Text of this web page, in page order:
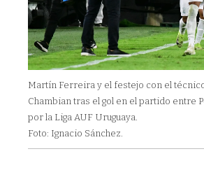
Martín Ferreira y el festejo con el
Chambian tras el gol en el partido entre
por la Liga AUF Uruguaya.
Foto: Ignacio Sánchez.